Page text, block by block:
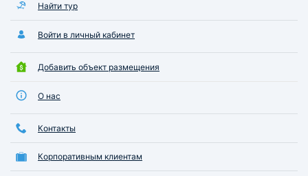
Найти тур
Войти в личный кабинет
Добавить объект размещения
О нас
Контакты
Корпоративным клиентам